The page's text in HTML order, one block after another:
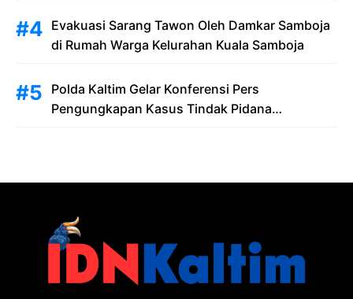
Evakuasi Sarang Tawon Oleh Damkar Samboja
di Rumah Warga Kelurahan Kuala Samboja
Polda Kaltim Gelar Konferensi Pers
Pengungkapan Kasus Tindak Pidana